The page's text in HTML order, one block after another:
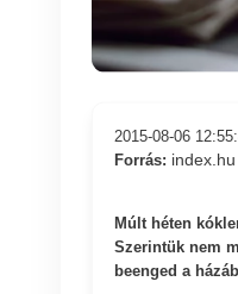
2015-08-06
Forrás: index.hu
Múlt héten
Szerintük nem
beenged a